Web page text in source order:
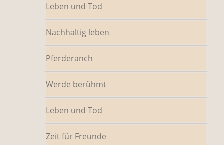
Leben und Tod
Nachhaltig leben
Pferderanch
Werde berühmt
Leben und Tod
Zeit für Freunde